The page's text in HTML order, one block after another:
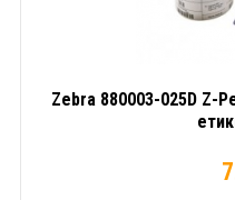
Zebra 880003-025D Z-